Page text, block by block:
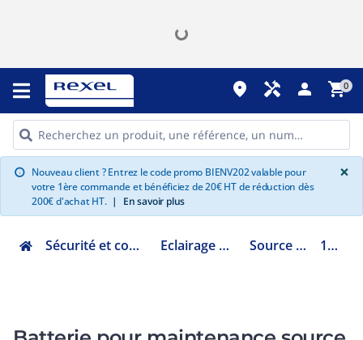
place handyman person shopping_cart0
info Nouveau client ? Entrez le code promo BIENV202 valable pour
votre 1ère commande et bénéficiez de 20€ HT de réduction dès
200€ d'achat HT. | En savoir plus
×
Sécurité et communication Eclairage de sécurité Source centrale 111960